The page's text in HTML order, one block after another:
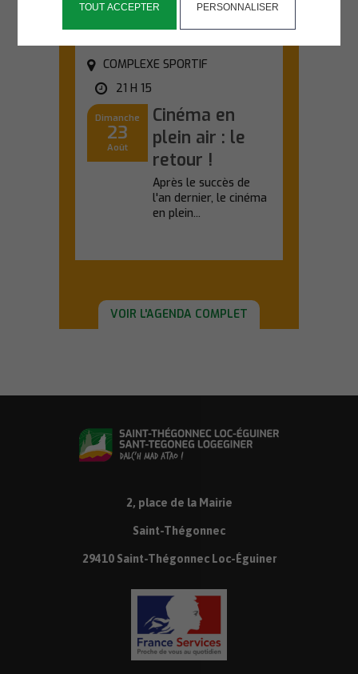
TOUT ACCEPTER PERSONNALISER
COMPLEXE SPORTIF
21 H 15
Dimanche
23
Août
Cinéma en
plein air : le
retour !
Après le succès de
l'an dernier, le cinéma
en plein...
VOIR L'AGENDA COMPLET
2, place de la Mairie
Saint-Thégonnec
29410 Saint-Thégonnec Loc-Éguiner